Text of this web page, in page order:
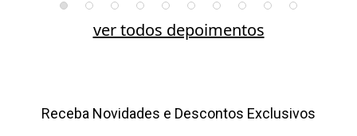
ver todos depoimentos
Receba Novidades e Descontos Exclusivos